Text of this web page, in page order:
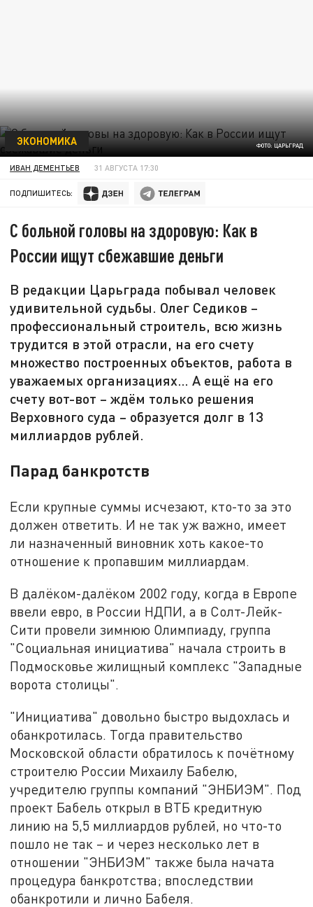
ФОТО: ЦАРЬГРАД
ЭКОНОМИКА
ИВАН ДЕМЕНТЬЕВ 31 АВГУСТА 17:30
ПОДПИШИТЕСЬ:
С больной головы на здоровую: Как в
России ищут сбежавшие деньги
В редакции Царьграда побывал человек
удивительной судьбы. Олег Седиков –
профессиональный строитель, всю жизнь
трудится в этой отрасли, на его счету
множество построенных объектов, работа в
уважаемых организациях… А ещё на его
счету вот-вот – ждём только решения
Верховного суда – образуется долг в 13
миллиардов рублей.
Парад банкротств
Если крупные суммы исчезают, кто-то за это
должен ответить. И не так уж важно, имеет
ли назначенный виновник хоть какое-то
отношение к пропавшим миллиардам.
В далёком-далёком 2002 году, когда в Европе
ввели евро, в России НДПИ, а в Солт-Лейк-
Сити провели зимнюю Олимпиаду, группа
"Социальная инициатива" начала строить в
Подмосковье жилищный комплекс "Западные
ворота столицы".
"Инициатива" довольно быстро выдохлась и
обанкротилась. Тогда правительство
Московской области обратилось к почётному
строителю России Михаилу Бабелю,
учредителю группы компаний "ЭНБИЭМ". Под
проект Бабель открыл в ВТБ кредитную
линию на 5,5 миллиардов рублей, но что-то
пошло не так – и через несколько лет в
отношении "ЭНБИЭМ" также была начата
процедура банкротства; впоследствии
обанкротили и лично Бабеля.